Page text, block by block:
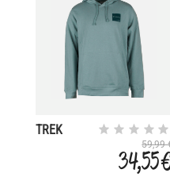
TREK
59,99
34,55